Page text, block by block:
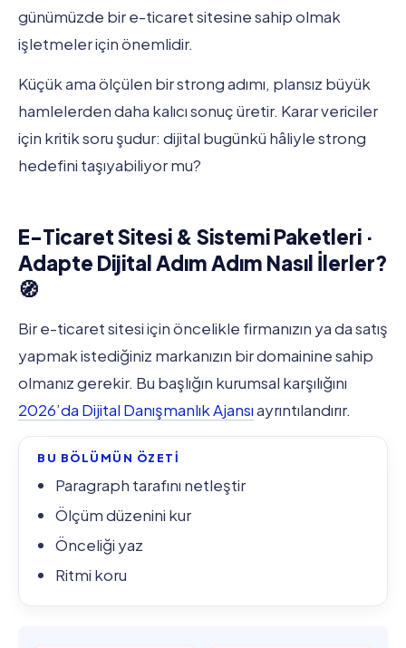
günümüzde bir e-ticaret sitesine sahip olmak
işletmeler için önemlidir.
Küçük ama ölçülen bir strong adımı, plansız büyük
hamlelerden daha kalıcı sonuç üretir. Karar vericiler
için kritik soru şudur: dijital bugünkü hâliyle strong
hedefini taşıyabiliyor mu?
E-Ticaret Sitesi & Sistemi Paketleri ·
Adapte Dijital Adım Adım Nasıl İlerler?
🧭
Bir e-ticaret sitesi için öncelikle firmanızın ya da satış
yapmak istediğiniz markanızın bir domainine sahip
olmanız gerekir. Bu başlığın kurumsal karşılığını
2026’da Dijital Danışmanlık Ajansıayrıntılandırır.
BU BÖLÜMÜN ÖZETİ
Paragraph tarafını netleştir
Ölçüm düzenini kur
Önceliği yaz
Ritmi koru